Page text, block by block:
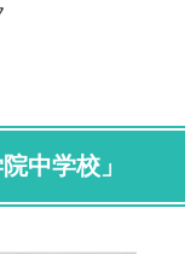
中学校」